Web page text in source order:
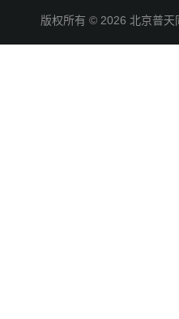
版权所有 © 2026 北京普